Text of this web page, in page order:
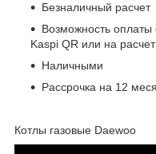
Безналичный расчет
Возможность
Kaspi QR или на
Наличными
Рассрочка на 12
Котлы газовые Daewoo